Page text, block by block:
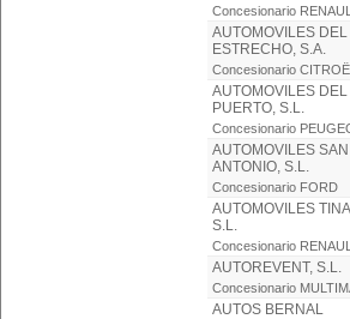
Concesionario
AUTOMOVILES DEL
ESTRECHO, S.A.
Concesionario
AUTOMOVILES DEL
PUERTO, S.L.
Concesionario
AUTOMOVILES SAN
ANTONIO, S.L.
Concesionario FORD
AUTOMOVILES
S.L.
Concesionario
AUTOREVENT, S.L.
Concesionario
AUTOS BERNAL